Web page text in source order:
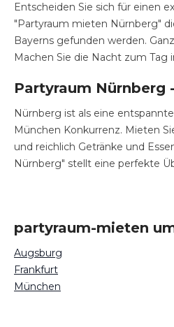
Entscheiden Sie sich für einen
"Partyraum mieten Nürnberg"
Bayerns gefunden werden.
Machen Sie die Nacht zum
Partyraum Nürnberg
Nürnberg ist als eine
München Konkurrenz. Mieten
und reichlich Getränke und
Nürnberg" stellt eine perfekte
Augsburg
Frankfurt
München